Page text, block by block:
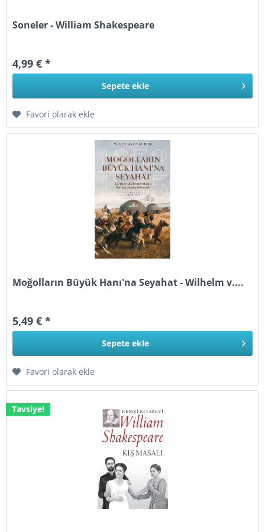
Soneler - William Shakespeare
4,99 € *
Sepete ekle
Favori olarak ekle
Moğolların Büyük Hanı'na Seyahat - Wilhelm v....
5,49 € *
Sepete ekle
Favori olarak ekle
Tavsiye!